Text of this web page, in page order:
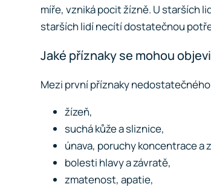
míře, vzniká pocit žízně. U starších
starších lidí necítí dostatečnou
Jaké příznaky se mohou
Mezi první příznaky
žízeň,
suchá kůže a sliznice,
únava, poruchy koncentrace a
bolesti hlavy a závratě,
zmatenost, apatie,